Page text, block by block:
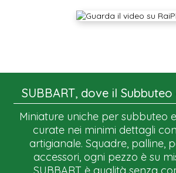
SUBBART, dove il
Miniature uniche per subbuteo
curate nei minimi dettagli
artigianale. Squadre, palline,
accessori, ogni pezzo è su